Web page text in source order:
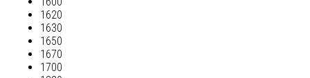
1620
1630
1650
1670
1700